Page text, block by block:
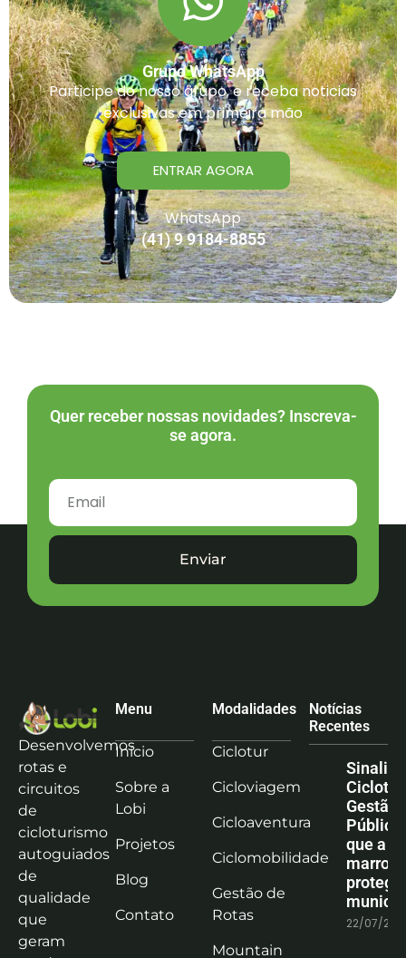
Grupo WhatsApp
Participe do nosso grupo, e receba noticias
exclusivas em primeira mão
ENTRAR AGORA
WhatsApp
(41) 9 9184-8855
Quer receber nossas novidades? Inscreva-
se agora.
Enviar
Desenvolvemos
rotas e
circuitos
de
cicloturismo
autoguiados
de
qualidade
que
geram
Menu
Início
Sobre a
Lobi
Projetos
Blog
Contato
Modalidades
Ciclotur
Cicloviagem
Cicloaventura
Ciclomobilidade
Gestão de
Rotas
Mountain
Notícias
Recentes
Gestão
que a
marrom
protege
22/07/